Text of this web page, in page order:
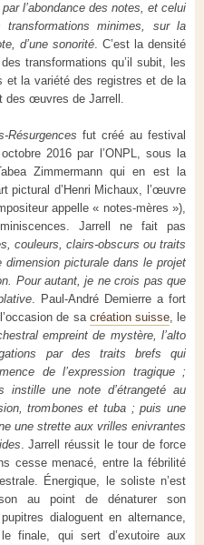
l’abondance des notes, et celui
minimes, sur la
d’une sonorité . C’est la densité
transformations qu’il subit, les
et la variété des registres et de la
des œuvres de Jarrell.
Résurgences fut créé au festival
2016 par l’ONPL, sous la
Zimmermann qui en est la
pictural d’Henri Michaux, l’œuvre
appelle « notes-mères »),
Jarrell ne fait pas
couleurs, clairs-obscurs ou traits
dimension picturale dans le projet
Pour autant, je ne crois pas que
. Paul-André Demierre a fort
de sa création suisse, le
empreint de mystère, l’alto
par des traits brefs qui
de l’expression tragique ;
instille une note d’étrangeté au
trombones et tuba ; puis une
une strette aux vrilles enivrantes
. Jarrell réussit le tour de force
cesse menacé, entre la fébrilité
Énergique, le soliste n’est
au point de dénaturer son
dialoguent en alternance,
finale, qui sert d’exutoire aux